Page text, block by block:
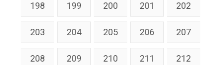
198 199 200 201 202
203 204 205 206 207
208 209 210 211 212